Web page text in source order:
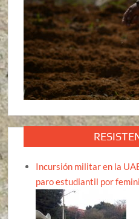
Incursión militar en la
paro estudiantil por